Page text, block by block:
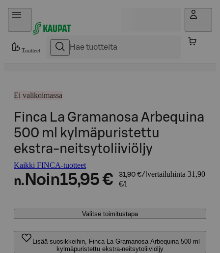
Hyppää sisältöön
Tuotteet
Ei valikoimassa
Finca La Gramanosa Arbequina
500 ml kylmäpuristettu
ekstra-neitsytoliiviöljy
Kaikki FINCA-tuotteet
n. Noin15,95 € 31,90 €/l vertailuhinta 31,90
€/l
Valitse toimitustapa
Lisää suosikkeihin, Finca La Gramanosa Arbequina 500 ml
kylmäpuristettu ekstra-neitsytoliiviöljy